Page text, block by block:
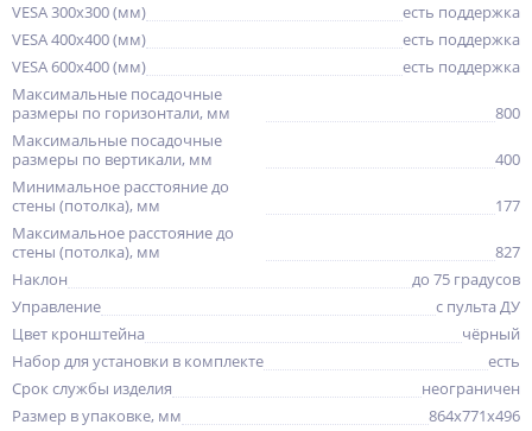
VESA 300x300 (мм)
есть поддержка
VESA 400x400 (мм)
есть поддержка
VESA 600x400 (мм)
есть поддержка
Максимальные посадочные
размеры по горизонтали, мм
800
Максимальные посадочные
размеры по вертикали, мм
400
Минимальное расстояние до
стены (потолка), мм
177
Максимальное расстояние до
стены (потолка), мм
827
Наклон
до 75 градусов
Управление
с пульта ДУ
Цвет кронштейна
чёрный
Набор для установки в комплекте
есть
Срок службы изделия
неограничен
Размер в упаковке, мм
864x771x496